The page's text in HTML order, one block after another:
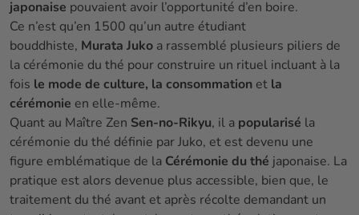
japonaise pouvaient avoir l’opportunité d’en boire.
Ce n’est qu’en 1500 qu’un autre étudiant
bouddhiste, Murata Juko a rassemblé plusieurs piliers de
la cérémonie du thé pour construire un rituel incluant à la
fois le mode de culture, la consommation et la
cérémonie en elle-même.
Quant au Maître Zen Sen-no-Rikyu, il a popularisé la
cérémonie du thé définie par Juko, et est devenu une
figure emblématique de la Cérémonie du thé japonaise. La
pratique est alors devenue plus accessible, bien que, le
traitement du thé avant et après récolte demandant un